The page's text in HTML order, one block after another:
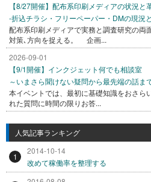
【8/27開催】配布系印刷メディアの状況と
-折込チラシ・フリーペーパー・DMの現況
配布系印刷メディアで実務と調査研究の両
対策､方向を捉える。 企画...
2026-09-01
【9/1開催】インクジェット何でも相談室
～いまさら聞けない疑問から最先端の話ま
本イベントでは、最初に基礎知識をおさら
れた質問に時間の限りお答...
人気記事ランキング
1
2014-10-14
改めて稼働率を整理する